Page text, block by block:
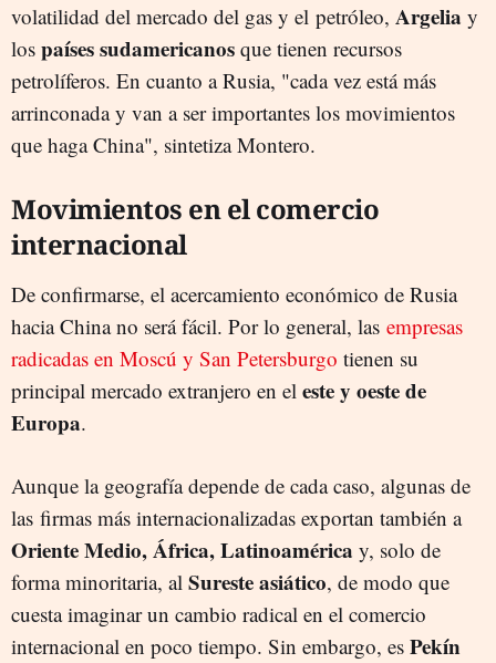
volatilidad del mercado del gas y el petróleo, Argelia y
los países sudamericanos que tienen recursos
petrolíferos. En cuanto a Rusia, "cada vez está más
arrinconada y van a ser importantes los movimientos
que haga China", sintetiza Montero.
Movimientos en el comercio
internacional
De confirmarse, el acercamiento económico de Rusia
hacia China no será fácil. Por lo general, las empresas
radicadas en Moscú y San Petersburgo tienen su
principal mercado extranjero en el este y oeste de
Europa.
Aunque la geografía depende de cada caso, algunas de
las firmas más internacionalizadas exportan también a
Oriente Medio, África, Latinoamérica y, solo de
forma minoritaria, al Sureste asiático, de modo que
cuesta imaginar un cambio radical en el comercio
internacional en poco tiempo. Sin embargo, es Pekín